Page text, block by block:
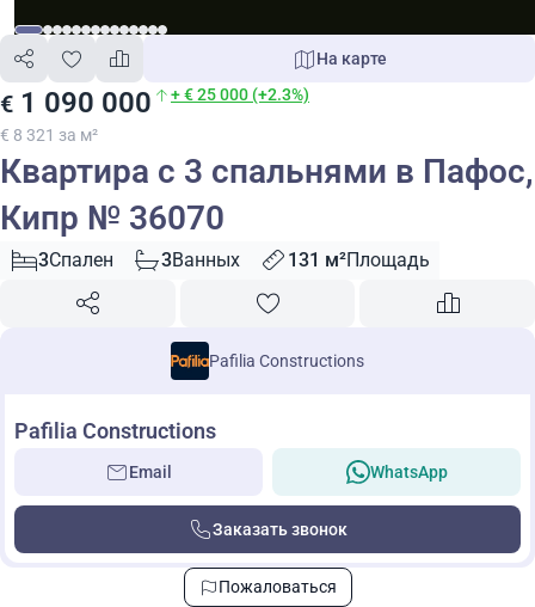
€ 1 090 000 + € 25 000 (+2.3%)
€ 8 321 за м²
На карте
Квартира с 3 спальнями в Пафос,
Кипр № 36070
3Спален 3Ванных 131 м²Площадь
Pafilia Constructions
Pafilia Constructions
Email WhatsApp
Заказать звонок
Пожаловаться